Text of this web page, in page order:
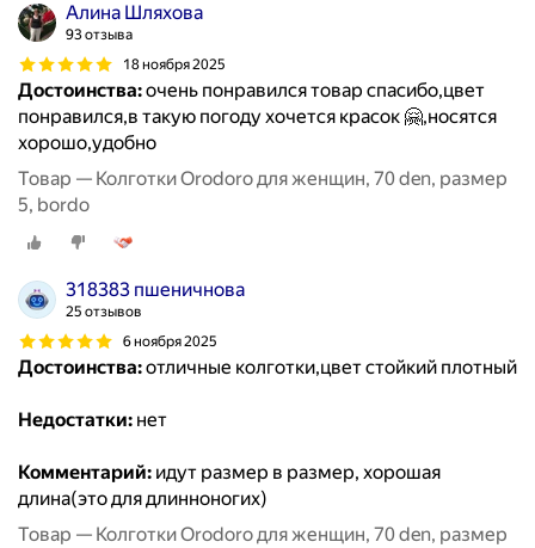
Алина Шляхова
93 отзыва
18 ноября 2025
Достоинства:очень понравился товар спасибо,цвет
понравился,в такую погоду хочется красок 🤗,носятся
хорошо,удобно
Товар — Колготки Orodoro для женщин, 70 den, размер
5, bordo
318383 пшеничнова
25 отзывов
6 ноября 2025
Достоинства:отличные колготки,цвет стойкий плотный
Недостатки: нет
Комментарий: идут размер в размер, хорошая
длина(это для длинноногих)
Товар — Колготки Orodoro для женщин, 70 den, размер